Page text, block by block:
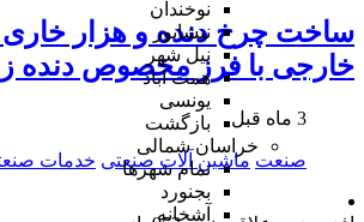
نوخندان
نیشابور
نیل شهر
همت آباد
یونسی
بازگشت
خراسان شمالی
تمام شهر‌ها
بجنورد
آشخانه
ساخت چرخ دنده و هزار خاری
خارجی با فرز مخصوص دنده
3 ماه قبل
صنعت ماشین آلات صنعتی خدمات